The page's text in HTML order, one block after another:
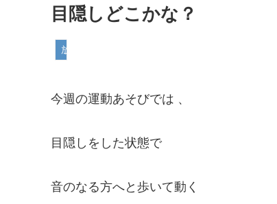
目隠しどこかな？
放課後等デイサービス
今週の運動あそびでは 、
目隠しをした状態で
音のなる方へと歩いて動く